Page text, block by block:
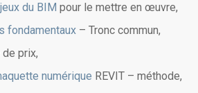
du BIM pour le mettre en œuvre,
fondamentaux – Tronc commun,
de prix,
numérique REVIT – méthode,